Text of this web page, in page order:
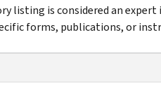
listing is considered an
forms, publications, or